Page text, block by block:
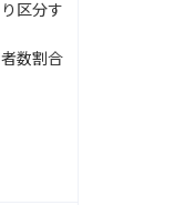
区分す
数割合